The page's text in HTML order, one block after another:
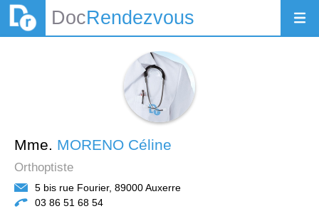
DocRendezvous
Mme. MORENO Céline
Orthoptiste
5 bis rue Fourier, 89000 Auxerre
03 86 51 68 54